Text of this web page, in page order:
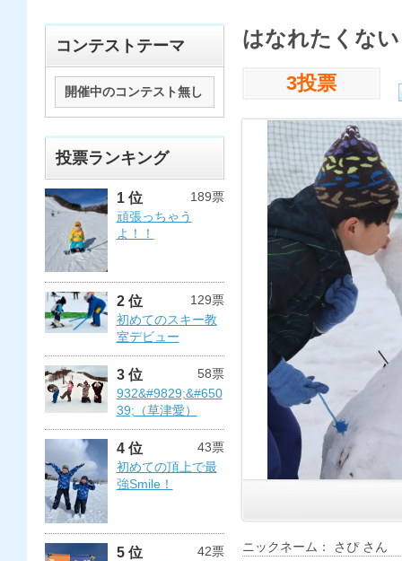
コンテストテーマ
開催中のコンテスト無し
投票ランキング
1 位
189票
頑張っちゃう
よ！！
2 位
129票
初めてのスキー教
室デビュー
3 位
58票
932&#9829;&#650
39;（草津愛）
4 位
43票
初めての頂上で最
強Smile！
5 位
42票
はなれたくな
3投票
ニックネーム： さぴ さん